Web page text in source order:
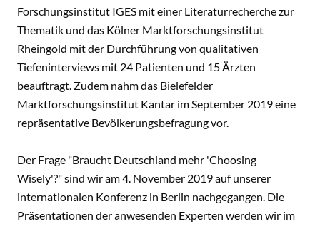
Forschungsinstitut IGES mit einer Literaturrecherche zur
Thematik und das Kölner Marktforschungsinstitut
Rheingold mit der Durchführung von qualitativen
Tiefeninterviews mit 24 Patienten und 15 Ärzten
beauftragt. Zudem nahm das Bielefelder
Marktforschungsinstitut Kantar im September 2019 eine
repräsentative Bevölkerungsbefragung vor.
Der Frage "Braucht Deutschland mehr 'Choosing
Wisely'?" sind wir am 4. November 2019 auf unserer
internationalen Konferenz in Berlin nachgegangen. Die
Präsentationen der anwesenden Experten werden wir im